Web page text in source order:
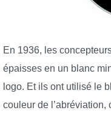
En 1936, les
épaisses en un blanc
logo. Et ils ont utilisé le
couleur de